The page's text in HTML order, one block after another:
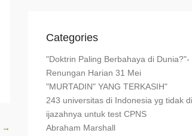
→
Categories
"Doktrin Paling Berbahaya di Dunia?"-
Renungan Harian 31 Mei
"MURTADIN" YANG TERKASIH"
243 universitas di Indonesia yg tidak
ijazahnya untuk test CPNS
Abraham Marshall